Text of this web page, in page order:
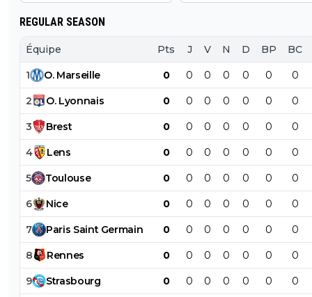
REGULAR SEASON
Équipe Pts J V N D BP BC
1 O. Marseille 0 0 0 0 0 0 0
2 O. Lyonnais 0 0 0 0 0 0 0
3 Brest 0 0 0 0 0 0 0
4 Lens 0 0 0 0 0 0 0
5 Toulouse 0 0 0 0 0 0 0
6 Nice 0 0 0 0 0 0 0
7 Paris Saint Germain 0 0 0 0 0 0 0
8 Rennes 0 0 0 0 0 0 0
9 Strasbourg 0 0 0 0 0 0 0